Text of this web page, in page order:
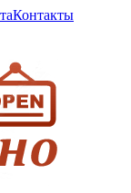
Контакты